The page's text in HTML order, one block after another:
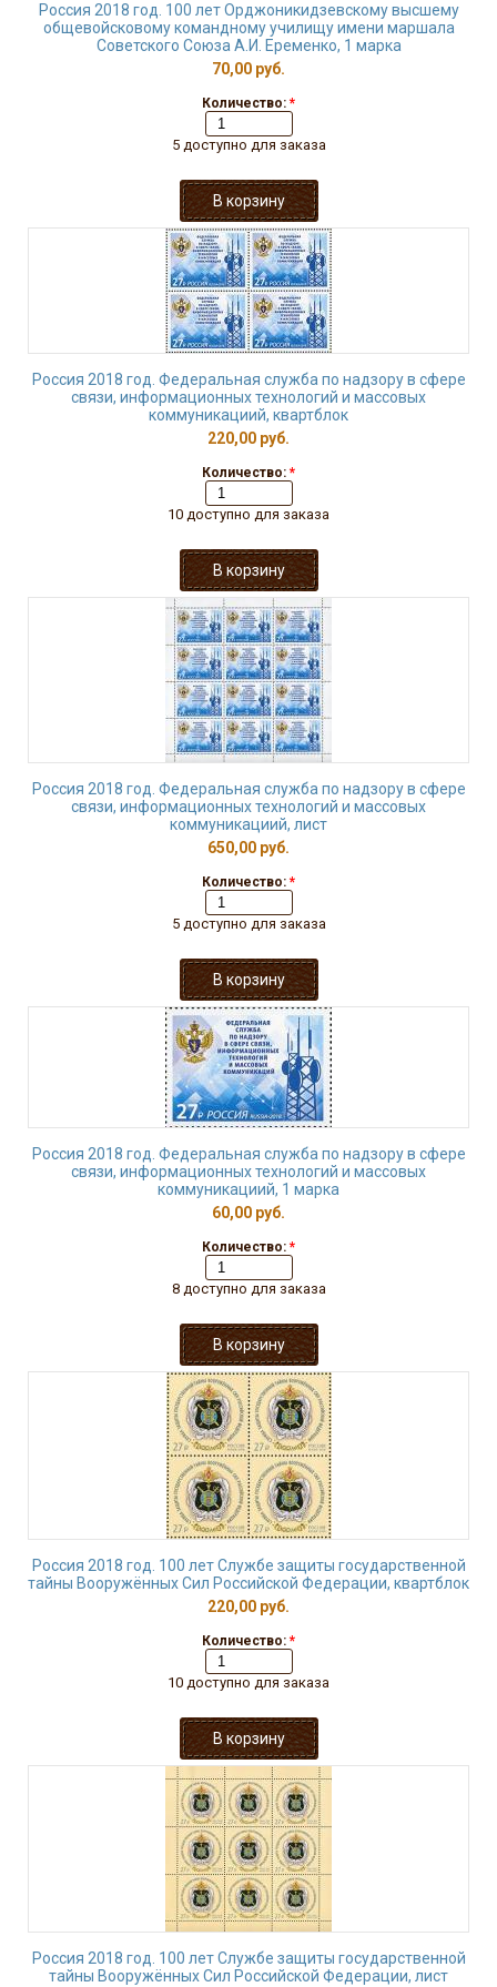
Россия 2018 год. 100 лет Орджоникидзевскому высшему
общевойсковому командному училищу имени маршала
Советского Союза А.И. Еременко, 1 марка
70,00 руб.
Количество: *
5 доступно для заказа
Россия 2018 год. Федеральная служба по надзору в сфере
связи, информационных технологий и массовых
коммуникациий, квартблок
220,00 руб.
Количество: *
10 доступно для заказа
Россия 2018 год. Федеральная служба по надзору в сфере
связи, информационных технологий и массовых
коммуникациий, лист
650,00 руб.
Количество: *
5 доступно для заказа
Россия 2018 год. Федеральная служба по надзору в сфере
связи, информационных технологий и массовых
коммуникациий, 1 марка
60,00 руб.
Количество: *
8 доступно для заказа
Россия 2018 год. 100 лет Службе защиты государственной
тайны Вооружённых Сил Российской Федерации, квартблок
220,00 руб.
Количество: *
10 доступно для заказа
Россия 2018 год. 100 лет Службе защиты государственной
тайны Вооружённых Сил Российской Федерации, лист